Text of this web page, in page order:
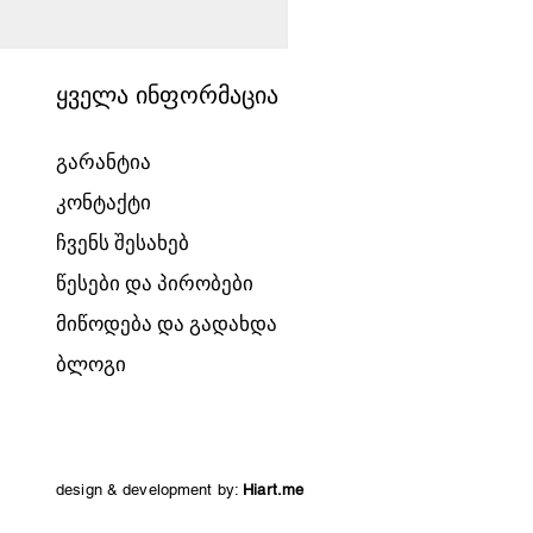
ყველა ინფორმაცია
გარანტია
კონტაქტი
ჩვენს შესახებ
წესები და პირობები
მიწოდება და გადახდა
ბლოგი
design & development by: Hiart.me